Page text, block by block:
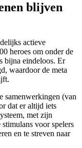
blijven
actieve
heroes om onder de
bijna eindeloos. Er
waardoor de meta
samenwerkingen (van
dat er altijd iets
met zijn
stimulans voor spelers
en te streven naar